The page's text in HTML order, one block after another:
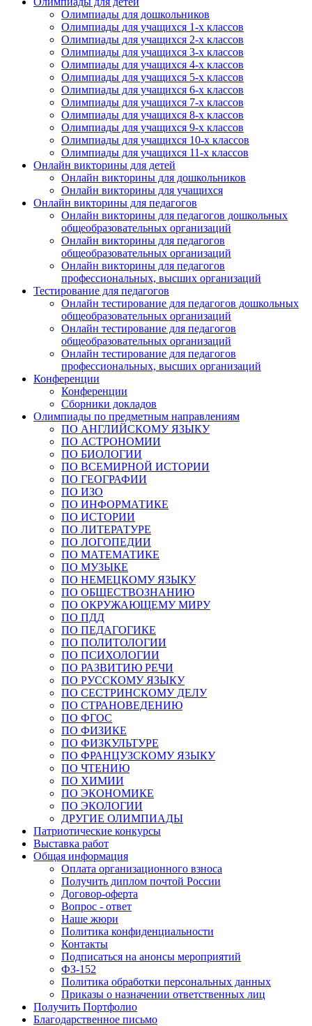
Олимпиады для дошкольников
Олимпиады для учащихся 1-х классов
Олимпиады для учащихся 2-х классов
Олимпиады для учащихся 3-х классов
Олимпиады для учащихся 4-х классов
Олимпиады для учащихся 5-х классов
Олимпиады для учащихся 6-х классов
Олимпиады для учащихся 7-х классов
Олимпиады для учащихся 8-х классов
Олимпиады для учащихся 9-х классов
Олимпиады для учащихся 10-х классов
Олимпиады для учащихся 11-х классов
Онлайн викторины для детей
Онлайн викторины для дошкольников
Онлайн викторины для учащихся
Онлайн викторины для педагогов
Онлайн викторины для педагогов дошкольных
общеобразовательных организаций
Онлайн викторины для педагогов
общеобразовательных организаций
Онлайн викторины для педагогов
профессиональных, высших организаций
Тестирование для педагогов
Онлайн тестирование для педагогов дошкольных
общеобразовательных организаций
Онлайн тестирование для педагогов
общеобразовательных организаций
Онлайн тестирование для педагогов
профессиональных, высших организаций
Конференции
Конференции
Сборники докладов
Олимпиады по предметным направлениям
ПО АНГЛИЙСКОМУ ЯЗЫКУ
ПО АСТРОНОМИИ
ПО БИОЛОГИИ
ПО ВСЕМИРНОЙ ИСТОРИИ
ПО ГЕОГРАФИИ
ПО ИЗО
ПО ИНФОРМАТИКЕ
ПО ИСТОРИИ
ПО ЛИТЕРАТУРЕ
ПО ЛОГОПЕДИИ
ПО МАТЕМАТИКЕ
ПО МУЗЫКЕ
ПО НЕМЕЦКОМУ ЯЗЫКУ
ПО ОБЩЕСТВОЗНАНИЮ
ПО ОКРУЖАЮЩЕМУ МИРУ
ПО ПДД
ПО ПЕДАГОГИКЕ
ПО ПОЛИТОЛОГИИ
ПО ПСИХОЛОГИИ
ПО РАЗВИТИЮ РЕЧИ
ПО РУССКОМУ ЯЗЫКУ
ПО СЕСТРИНСКОМУ ДЕЛУ
ПО СТРАНОВЕДЕНИЮ
ПО ФГОС
ПО ФИЗИКЕ
ПО ФИЗКУЛЬТУРЕ
ПО ФРАНЦУЗСКОМУ ЯЗЫКУ
ПО ЧТЕНИЮ
ПО ХИМИИ
ПО ЭКОНОМИКЕ
ПО ЭКОЛОГИИ
ДРУГИЕ ОЛИМПИАДЫ
Патриотические конкурсы
Выставка работ
Общая информация
Оплата организационного взноса
Получить диплом почтой России
Договор-оферта
Вопрос - ответ
Наше жюри
Политика конфиденциальности
Контакты
Подписаться на анонсы мероприятий
ФЗ-152
Политика обработки персональных данных
Приказы о назначении ответственных лиц
Получить Портфолио
Благодарственное письмо